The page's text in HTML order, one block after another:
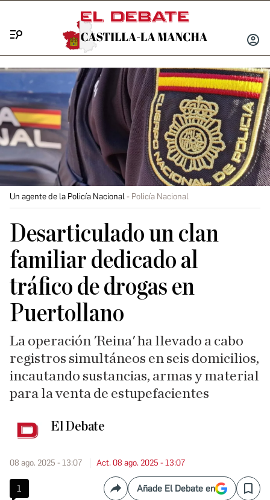
INICIAR
Un agente de la Policía Nacional Policía Nacional
Desarticulado un clan
familiar dedicado al
tráfico de drogas en
Puertollano
La operación 'Reina' ha llevado a cabo
registros simultáneos en seis domicilios,
incautando sustancias, armas y material
para la venta de estupefacientes
El Debate
08 ago. 2025 - 13:07 Act. 08 ago. 2025 - 13:07
1 CompartirAñade El Debate en Save